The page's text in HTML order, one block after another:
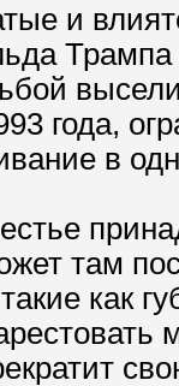
и
года,
в
там
как